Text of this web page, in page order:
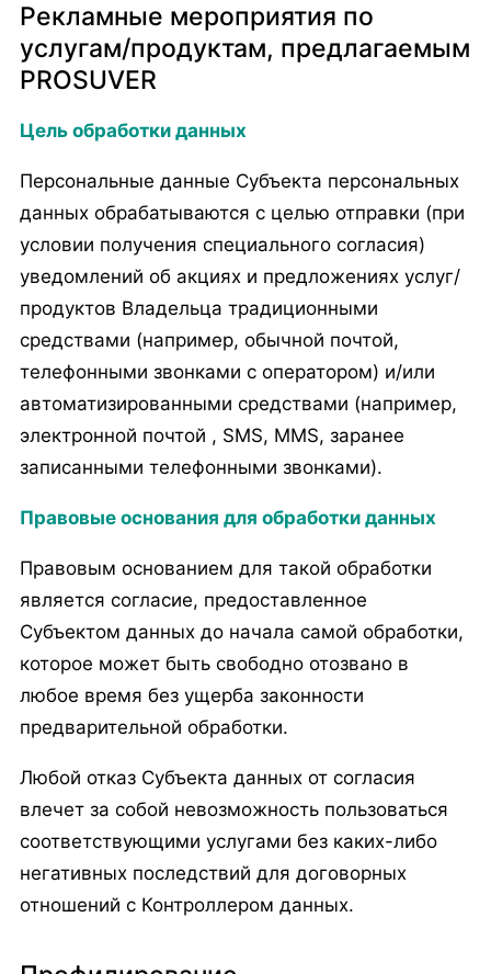
Рекламные мероприятия по
услугам/продуктам, предлагаемым
PROSUVER
Цель обработки данных
Персональные данные Субъекта персональных
данных обрабатываются с целью отправки (при
условии получения специального согласия)
уведомлений об акциях и предложениях услуг/
продуктов Владельца традиционными
средствами (например, обычной почтой,
телефонными звонками с оператором) и/или
автоматизированными средствами (например,
электронной почтой , SMS, MMS, заранее
записанными телефонными звонками).
Правовые основания для обработки данных
Правовым основанием для такой обработки
является согласие, предоставленное
Субъектом данных до начала самой обработки,
которое может быть свободно отозвано в
любое время без ущерба законности
предварительной обработки.
Любой отказ Субъекта данных от согласия
влечет за собой невозможность пользоваться
соответствующими услугами без каких-либо
негативных последствий для договорных
отношений с Контроллером данных.